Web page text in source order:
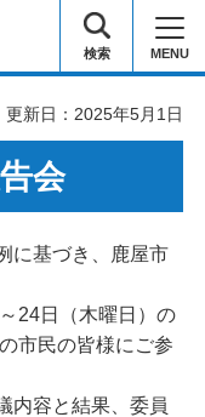
検索 MENU
更新日：2025年5月1日
会
に基づき、鹿屋市
24日（木曜日）の
市民の皆様にご参
内容と結果、委員